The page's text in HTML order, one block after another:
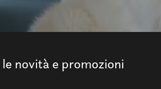
novità e promozioni